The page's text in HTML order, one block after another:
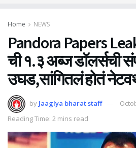
Home NEWS
Pandora Papers
ची १.३ अब्ज डॉलर्सची
उघड,सांगितलं होतं
by Jaaglya bharat staff
Reading Time: 2 mins read